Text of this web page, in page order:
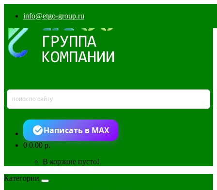
info@etgo-group.ru
Написать в MAX
00.00 р.
В корзине пусто!
Категории